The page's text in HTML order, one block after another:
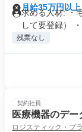
月給35万円以上
求める人材: ・
して要登録）
残業なし
契約社員
医療機器のデ
ロジスティック・プ